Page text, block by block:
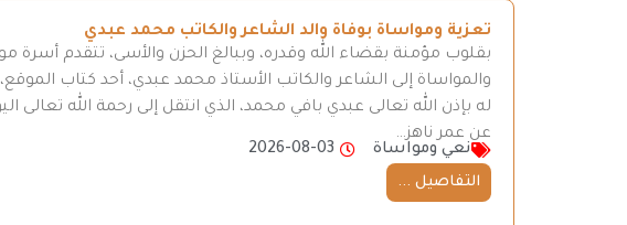
تعزية ومواساة بوفاة والد الشاعر والكاتب محمد عبدي
بقلوب مؤمنة بقضاء الله وقدره، وببالغ الحزن والأسى، تتقدم أسرة
والمواساة إلى الشاعر والكاتب الأستاذ محمد عبدي، أحد كتاب
له بإذن الله تعالى عبدي بافي محمد، الذي انتقل إلى رحمة الله
عن عمر ناهز…
نعي ومواساة
2026-08-03
التفاصيل ...